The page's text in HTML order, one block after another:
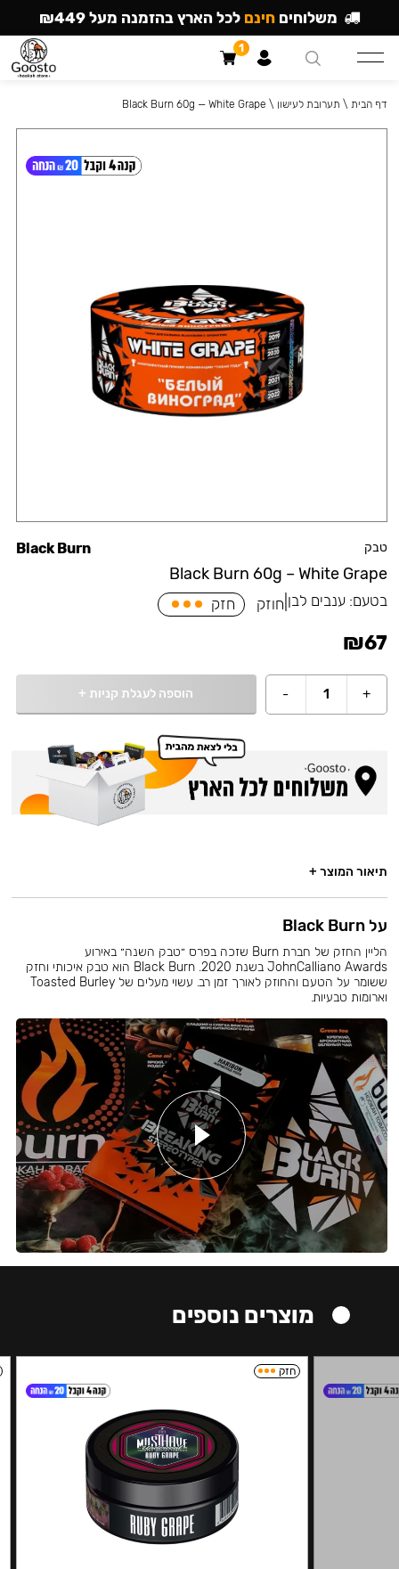
טבק
Black Burn 60g – White Grape
Black Burn
בטעם:ענבים לבן חוזק חזק
₪67
+
1
- הוספה לעגלת קניות +
דף הבית \ תערובת לעישון \
Black Burn 60g — White Grape
תיאור המוצר +
על Black Burn
הליין החזק של חברת Burn שזכה בפרס ״טבק השנה״ באירוע
JohnCalliano Awards בשנת 2020. Black Burn הוא טבק איכותי וחזק
ששומר על הטעם והחוזק לאורך זמן רב. עשוי מעלים של Toasted Burley
וארומות טבעיות.
מוצרים נוספים
חזק
משלוחים חינם לכל הארץ בהזמנה מעל ₪449
1